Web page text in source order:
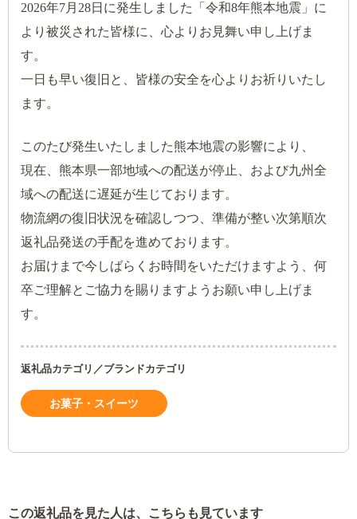
2026年7月28日に発生しました「令和8年熊本地震」に
より被災された皆様に、心よりお見舞い申し上げま
す。
一日も早い復旧と、皆様の安全を心よりお祈りいたし
ます。
このたび発生いたしました熊本地震の影響により、
現在、熊本県一部地域への配送が停止、および九州全
域への配送に遅延が生じております。
物流網の復旧状況を確認しつつ、準備が整い次第順次
返礼品発送の手配を進めております。
お届けまで今しばらくお時間をいただけますよう、何
卒ご理解とご協力を賜りますようお願い申し上げま
す。
返礼品カテゴリ／ブランドカテゴリ
お菓子・スイーツ
この返礼品を見た人は、こちらも見ています